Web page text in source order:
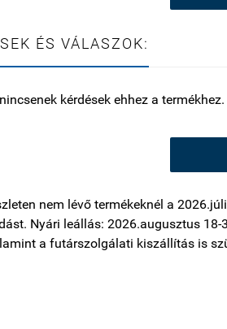
ÉS VÁLASZOK:
kérdések ehhez a termékhez.
nem lévő termékeknél a
Nyári leállás: 2026.augusztus
a futárszolgálati kiszállítás is